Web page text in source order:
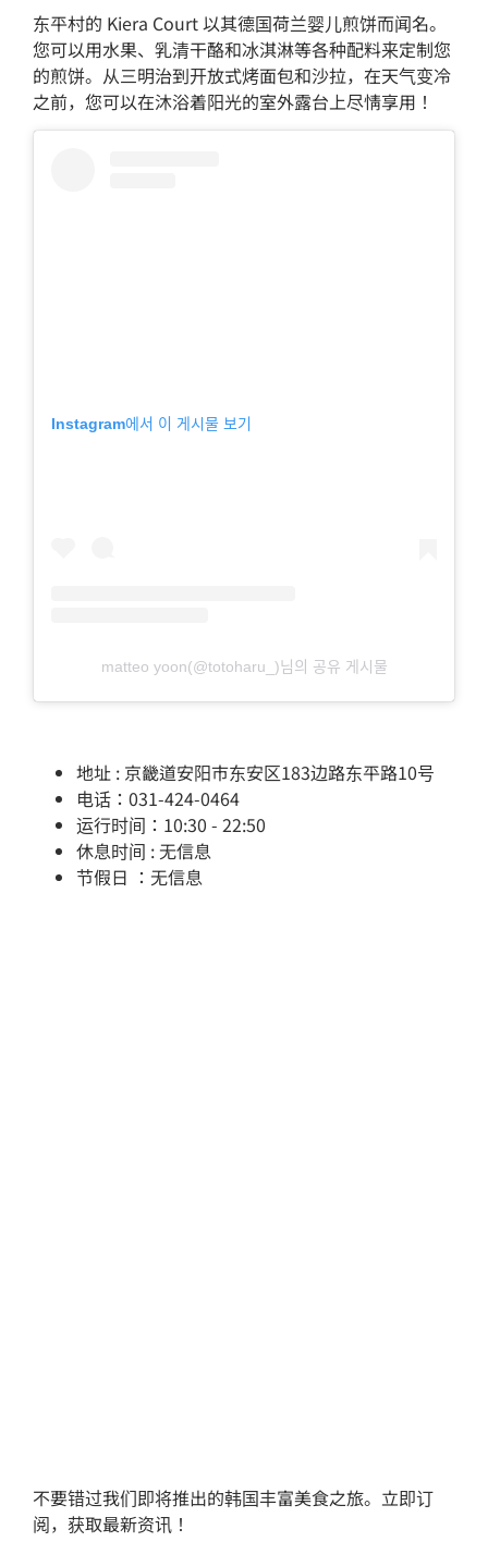
东平村的 Kiera Court 以其德国荷兰婴儿煎饼而闻名。
您可以用水果、乳清干酪和冰淇淋等各种配料来定制您
的煎饼。从三明治到开放式烤面包和沙拉，在天气变冷
之前，您可以在沐浴着阳光的室外露台上尽情享用！
Instagram에서 이 게시물 보기
matteo yoon(@totoharu_)님의 공유 게시물
地址 : 京畿道安阳市东安区183边路东平路10号
电话：031-424-0464
运行时间：10:30 - 22:50
休息时间 : 无信息
节假日 ：无信息
不要错过我们即将推出的韩国丰富美食之旅。立即订
阅，获取最新资讯！